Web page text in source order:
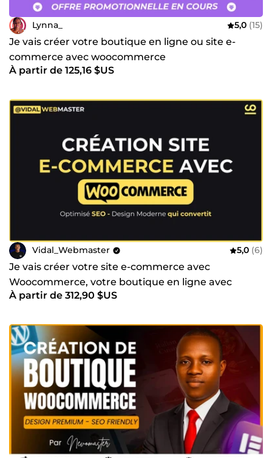
Lynna_ 5,0 (15)
Je vais créer votre boutique en ligne ou site e-
commerce avec woocommerce
À partir de 125,16 $US
Vidal_Webmaster 5,0 (6)
Je vais créer votre site e-commerce avec
Woocommerce, votre boutique en ligne avec
WordPress
À partir de 312,90 $US